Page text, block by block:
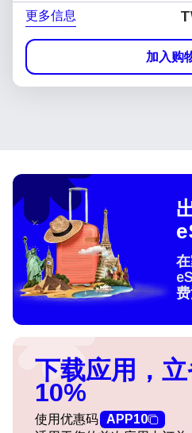
更多信息
加入购
下载应用，
10%
使用优惠码 APP10